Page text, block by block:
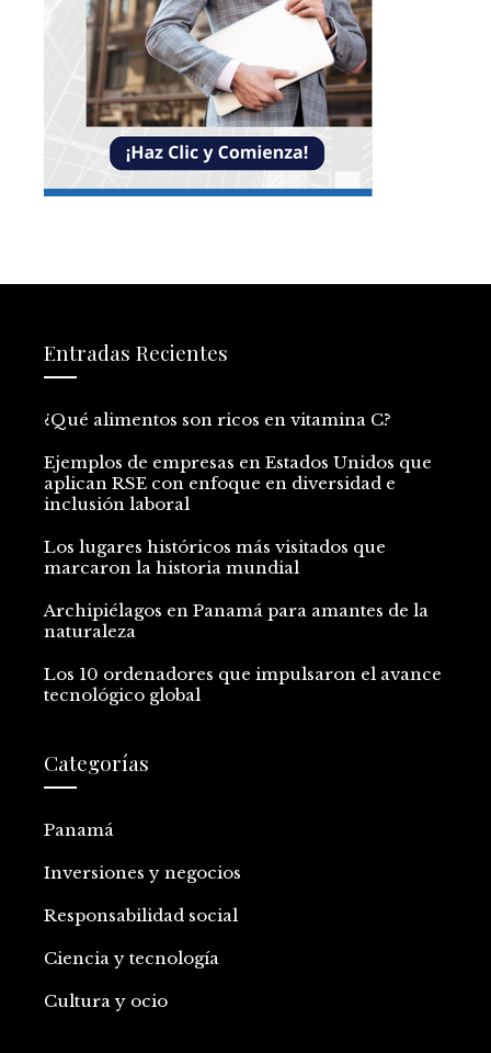
Entradas Recientes
¿Qué alimentos son ricos en vitamina C?
Ejemplos de empresas en Estados Unidos que
aplican RSE con enfoque en diversidad e
inclusión laboral
Los lugares históricos más visitados que
marcaron la historia mundial
Archipiélagos en Panamá para amantes de la
naturaleza
Los 10 ordenadores que impulsaron el avance
tecnológico global
Categorías
Panamá
Inversiones y negocios
Responsabilidad social
Ciencia y tecnología
Cultura y ocio